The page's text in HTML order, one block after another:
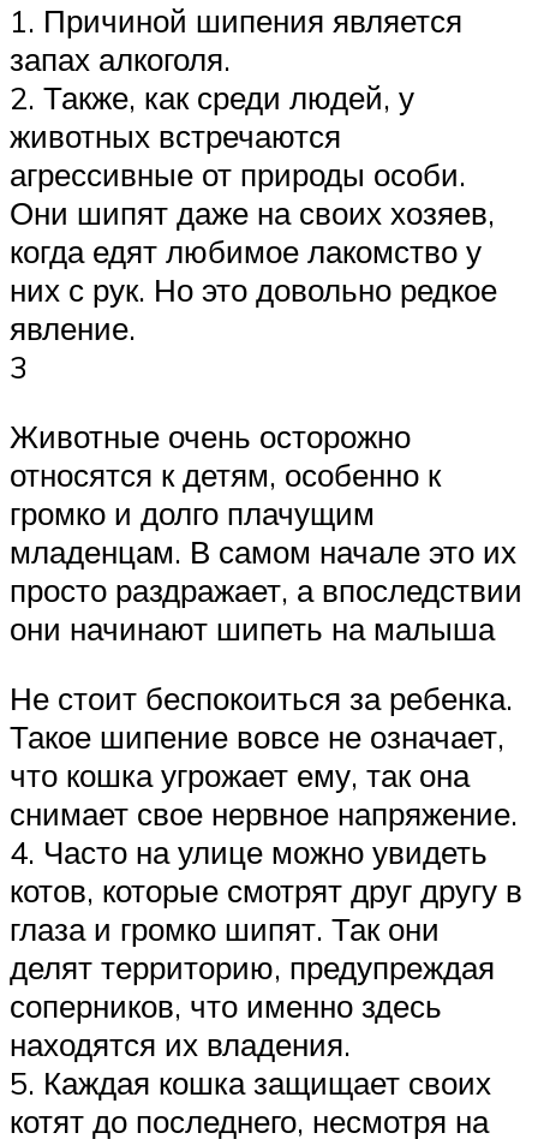
1. Причиной шипения является
запах алкоголя.
2. Также, как среди людей, у
животных встречаются
агрессивные от природы особи.
Они шипят даже на своих хозяев,
когда едят любимое лакомство у
них с рук. Но это довольно редкое
явление.
3
Животные очень осторожно
относятся к детям, особенно к
громко и долго плачущим
младенцам. В самом начале это их
просто раздражает, а впоследствии
они начинают шипеть на малыша
Не стоит беспокоиться за ребенка.
Такое шипение вовсе не означает,
что кошка угрожает ему, так она
снимает свое нервное напряжение.
4. Часто на улице можно увидеть
котов, которые смотрят друг другу в
глаза и громко шипят. Так они
делят территорию, предупреждая
соперников, что именно здесь
находятся их владения.
5. Каждая кошка защищает своих
котят до последнего, несмотря на